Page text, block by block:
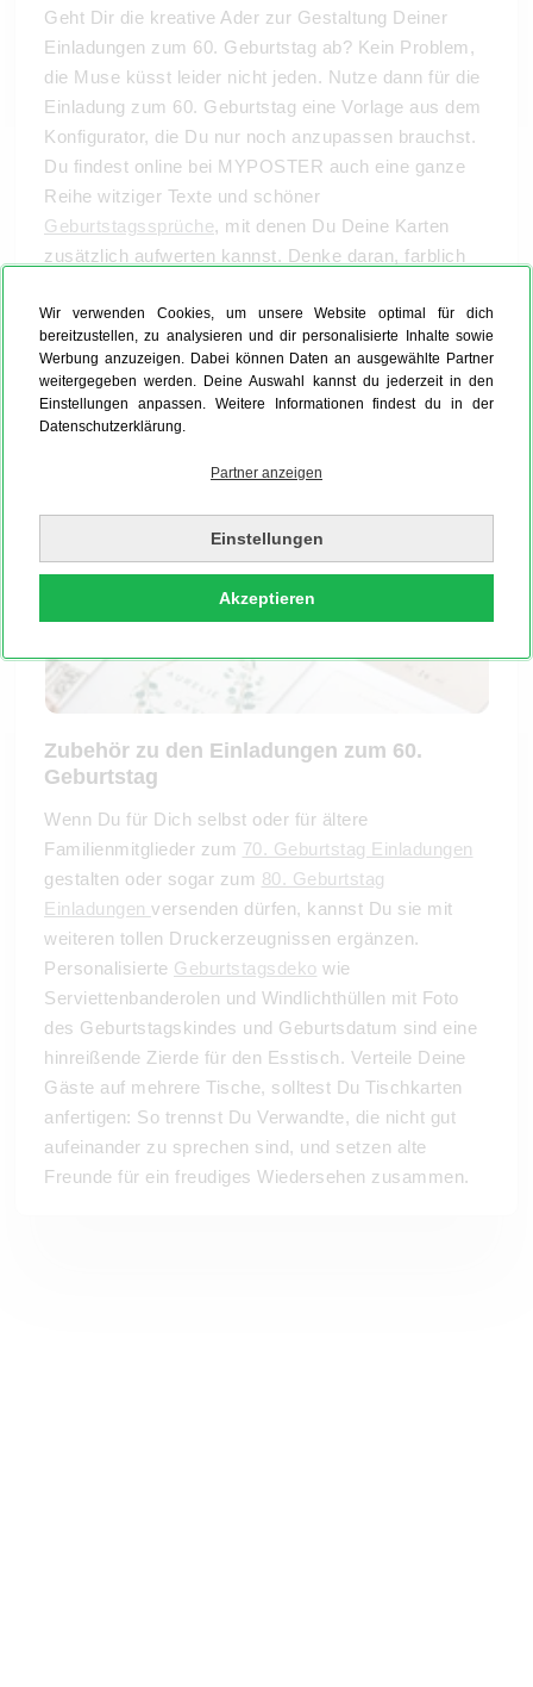
Wir verwenden Cookies, um unsere Website optimal für dich
bereitzustellen, zu analysieren und dir personalisierte Inhalte sowie
Werbung anzuzeigen. Dabei können Daten an ausgewählte Partner
weitergegeben werden. Deine Auswahl kannst du jederzeit in den
Einstellungen anpassen. Weitere Informationen findest du in der
Datenschutzerklärung.
Partner anzeigen
Einstellungen
Akzeptieren
Geht Dir die kreative Ader zur Gestaltung Deiner
Einladungen zum 60. Geburtstag ab? Kein Problem,
die Muse küsst leider nicht jeden. Nutze dann für die
Einladung zum 60. Geburtstag eine Vorlage aus dem
Konfigurator, die Du nur noch anzupassen brauchst.
Du findest online bei MYPOSTER auch eine ganze
Reihe witziger Texte und schöner
Geburtstagssprüche, mit denen Du Deine Karten
zusätzlich aufwerten kannst. Denke daran, farblich
Einladung zum 60. Geburtstag drucken lässt.
Zubehör zu den Einladungen zum 60.
Geburtstag
Wenn Du für Dich selbst oder für ältere
Familienmitglieder zum 70. Geburtstag Einladungen
gestalten oder sogar zum 80. Geburtstag
Einladungen versenden dürfen, kannst Du sie mit
weiteren tollen Druckerzeugnissen ergänzen.
Personalisierte Geburtstagsdeko wie
Serviettenbanderolen und Windlichthüllen mit Foto
des Geburtstagskindes und Geburtsdatum sind eine
hinreißende Zierde für den Esstisch. Verteile Deine
Gäste auf mehrere Tische, solltest Du Tischkarten
anfertigen: So trennst Du Verwandte, die nicht gut
aufeinander zu sprechen sind, und setzen alte
Freunde für ein freudiges Wiedersehen zusammen.